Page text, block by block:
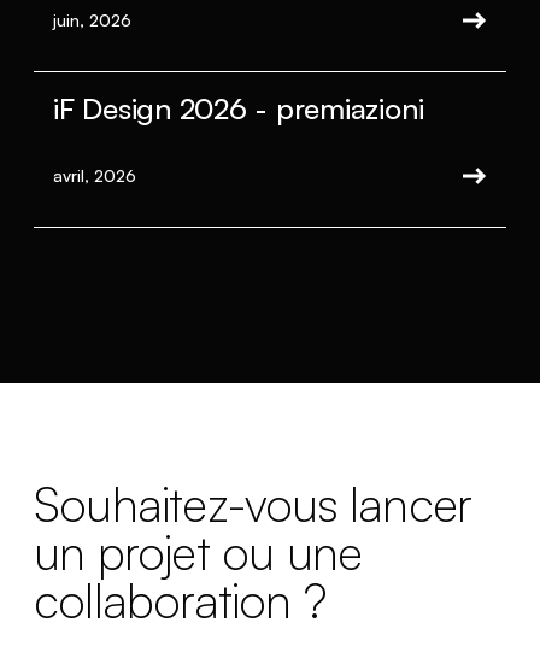
juin, 2026
iF Design 2026 - premiazioni
avril, 2026
Souhaitez-vous lancer
un projet ou une
collaboration ?